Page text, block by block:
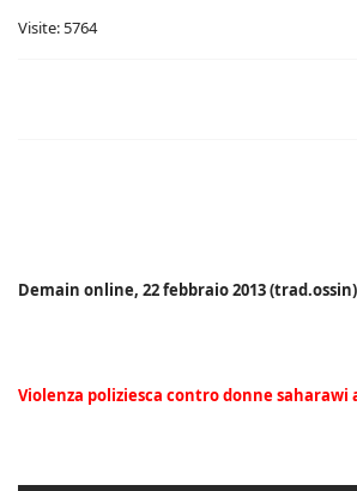
Visite: 5764
Demain online, 22 febbraio 2013 (trad.ossin)
Violenza poliziesca contro donne saharawi